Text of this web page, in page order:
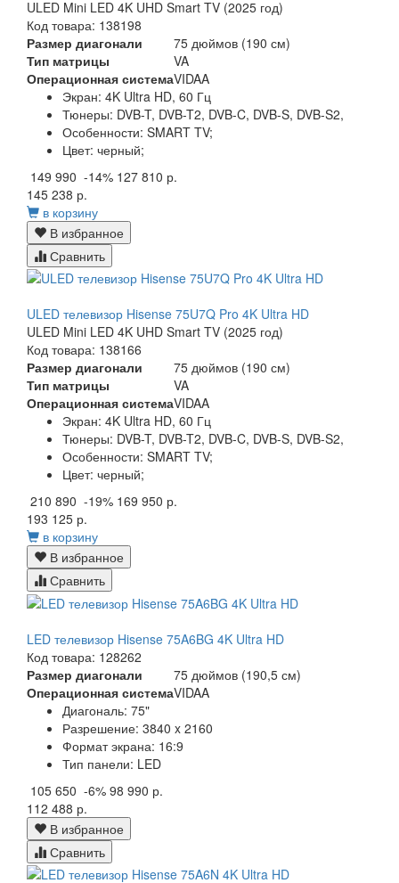
ULED Mini LED 4K UHD Smart TV (2025 год)
Код товара: 138198
Размер диагонали
75 дюймов (190 см)
Тип матрицы
VA
Операционная системаVIDAA
Экран: 4K Ultra HD, 60 Гц
Тюнеры: DVB-T, DVB-T2, DVB-C, DVB-S, DVB-S2,
Особенности: SMART TV;
Цвет: черный;
149 990 -14% 127 810 р.
145 238 р.
в корзину
В избранное
Сравнить
ULED телевизор Hisense 75U7Q Pro 4K Ultra HD
ULED Mini LED 4K UHD Smart TV (2025 год)
Код товара: 138166
Размер диагонали
75 дюймов (190 см)
Тип матрицы
VA
Операционная системаVIDAA
Экран: 4K Ultra HD, 60 Гц
Тюнеры: DVB-T, DVB-T2, DVB-C, DVB-S, DVB-S2,
Особенности: SMART TV;
Цвет: черный;
210 890 -19% 169 950 р.
193 125 р.
в корзину
В избранное
Сравнить
LED телевизор Hisense 75A6BG 4K Ultra HD
Код товара: 128262
Размер диагонали
75 дюймов (190,5 см)
Операционная системаVIDAA
Диагональ: 75"
Разрешение: 3840 x 2160
Формат экрана: 16:9
Тип панели: LED
105 650 -6% 98 990 р.
112 488 р.
В избранное
Сравнить